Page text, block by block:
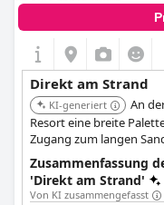
Direkt am Strand
KI-generiert
An
Resort eine breite
Zugang zum langen
Restaurants und einem
Urlaubserlebnis.
Zugang zu einem langen
Zusammenfassung
'Direkt am Strand'
Von KI zusammengefasst